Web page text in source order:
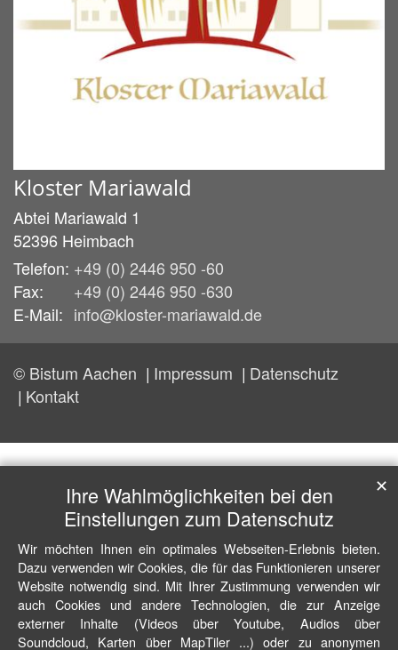
Kloster Mariawald
Abtei Mariawald 1
52396 Heimbach
Telefon: +49 (0) 2446 950 -60
Fax:
+49 (0) 2446 950 -630
E-Mail: info@kloster-mariawald.de
© Bistum Aachen Impressum
Datenschutz
Kontakt
Ihre Wahlmöglichkeiten bei den
Einstellungen zum Datenschutz
Wir möchten Ihnen ein optimales Webseiten-Erlebnis bieten.
Dazu verwenden wir Cookies, die für das Funktionieren unserer
Website notwendig sind. Mit Ihrer Zustimmung verwenden wir
auch Cookies und andere Technologien, die zur Anzeige
externer Inhalte (Videos über Youtube, Audios über
Soundcloud, Karten über MapTiler ...) oder zu anonymen
✕